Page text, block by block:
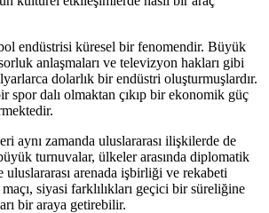
endüstrisi küresel bir fenomendir. Büyük
anlaşmaları ve televizyon hakları gibi
dolarlık bir endüstri oluşturmuşlardır.
spor dalı olmaktan çıkıp bir ekonomik güç
aynı zamanda uluslararası ilişkilerde de
turnuvalar, ülkeler arasında diplomatik
arenada işbirliği ve rekabeti
siyasi farklılıkları geçici bir süreliğine
bir araya getirebilir.